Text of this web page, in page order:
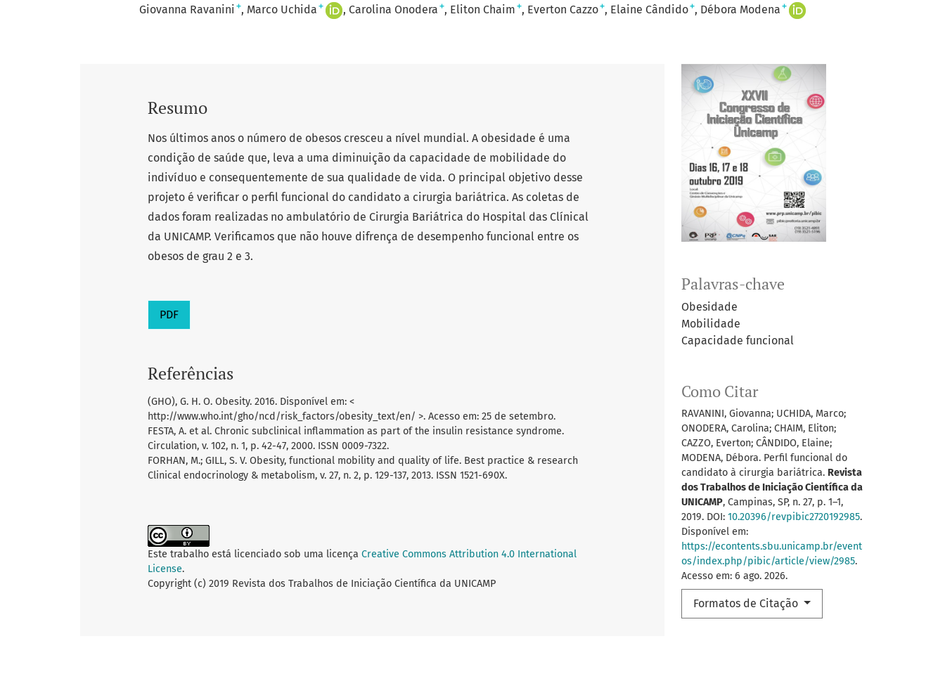
Giovanna Ravanini + Marco Uchida + Carolina Onodera + Eliton Chaim + Everton Cazzo+ Elaine Cândido+ Débora Modena +
Palavras-chave
Obesidade
Mobilidade
Capacidade funcional
Como Citar
RAVANINI, Giovanna; UCHIDA, Marco;
ONODERA, Carolina; CHAIM, Eliton;
CAZZO, Everton; CÂNDIDO, Elaine;
MODENA, Débora. Perfil funcional do
candidato à cirurgia bariátrica. Revista
dos Trabalhos de Iniciação Científica da
UNICAMP, Campinas, SP, n. 27, p. 1–1,
2019. DOI: 10.20396/revpibic2720192985.
Disponível em:
https://econtents.sbu.unicamp.br/event
os/index.php/pibic/article/view/2985.
Acesso em: 6 ago. 2026.
Formatos de Citação
Resumo
Nos últimos anos o número de obesos cresceu a nível mundial. A obesidade é uma
condição de saúde que, leva a uma diminuição da capacidade de mobilidade do
indivíduo e consequentemente de sua qualidade de vida. O principal objetivo desse
projeto é verificar o perfil funcional do candidato a cirurgia bariátrica. As coletas de
dados foram realizadas no ambulatório de Cirurgia Bariátrica do Hospital das Clínical
da UNICAMP. Verificamos que não houve difrença de desempenho funcional entre os
obesos de grau 2 e 3.
PDF
Referências
(GHO), G. H. O. Obesity. 2016. Disponível em: <
http://www.who.int/gho/ncd/risk_factors/obesity_text/en/ >. Acesso em: 25 de setembro.
FESTA, A. et al. Chronic subclinical inflammation as part of the insulin resistance syndrome.
Circulation, v. 102, n. 1, p. 42-47, 2000. ISSN 0009-7322.
FORHAN, M.; GILL, S. V. Obesity, functional mobility and quality of life. Best practice & research
Clinical endocrinology & metabolism, v. 27, n. 2, p. 129-137, 2013. ISSN 1521-690X.
Este trabalho está licenciado sob uma licença Creative Commons Attribution 4.0 International
License.
Copyright (c) 2019 Revista dos Trabalhos de Iniciação Científica da UNICAMP